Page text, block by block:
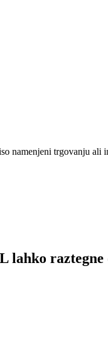
namenjeni trgovanju ali
lahko raztegne